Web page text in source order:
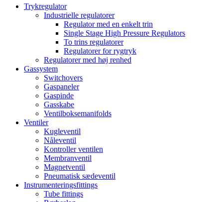
Trykregulator
Industrielle regulatorer
Regulator med en enkelt trin
Single Stage High Pressure Regulators
To trins regulatorer
Regulatorer for rygtryk
Regulatorer med høj renhed
Gassystem
Switchovers
Gaspaneler
Gaspinde
Gasskabe
Ventilboksemanifolds
Ventiler
Kugleventil
Nåleventil
Kontroller ventilen
Membranventil
Magnetventil
Pneumatisk sædeventil
Instrumenteringsfittings
Tube fittings